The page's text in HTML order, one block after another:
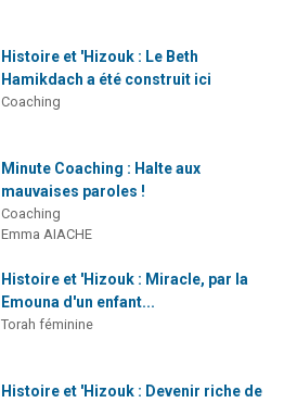
Histoire et 'Hizouk : Le Beth
Hamikdach a été construit ici
Coaching
Minute Coaching : Halte aux
mauvaises paroles !
Coaching
Emma AIACHE
Histoire et 'Hizouk : Miracle, par la
Emouna d'un enfant...
Torah féminine
Histoire et 'Hizouk : Devenir riche de